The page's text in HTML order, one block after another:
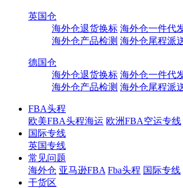
英国仓
海外仓退货换标 海外仓一件代
海外仓产品检测 海外仓尾程派
德国仓
海外仓退货换标 海外仓一件代
海外仓产品检测 海外仓尾程派
FBA头程
欧美FBA头程海运 欧洲FBA空运专线
国际专线
英国专线
常见问题
海外仓 亚马逊FBA Fba头程 国际专线
干货区